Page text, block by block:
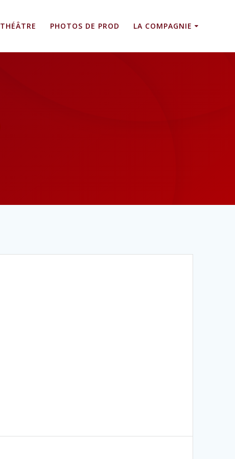
THÉÂTRE PHOTOS DE PROD LA COMPAGNIE